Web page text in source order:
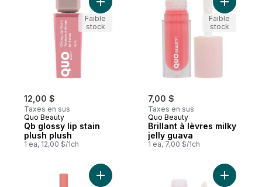
12,00 $
Taxes en sus
Quo Beauty
Qb glossy lip stain
plush plush
1 ea, 12,00 $/1ch
Ajouter Qb glossy lip stain plush plush au
Faible
stock
7,00 $
Taxes en sus
Quo Beauty
Brillant à lèvres milky
jelly guava
1 ea, 7,00 $/1ch
Ajouter
Faible
stock
Ajouter Stylo à clic d’huile aux peptides
Ajouter